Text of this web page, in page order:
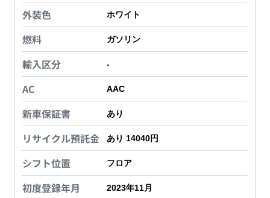
外装色 ホワイト
燃料 ガソリン
輸入区分 -
AC AAC
新車保証書 あり
リサイクル預託金 あり 14040円
シフト位置 フロア
初度登録年月 2023年11月